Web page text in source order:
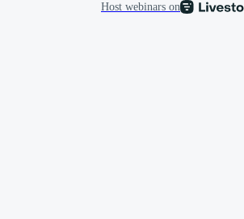
Host webinars on